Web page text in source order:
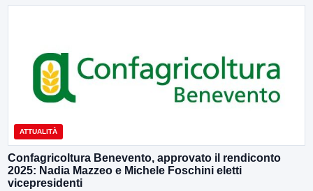
ATTUALITÀ
Confagricoltura Benevento, approvato il rendiconto
2025: Nadia Mazzeo e Michele Foschini eletti
vicepresidenti